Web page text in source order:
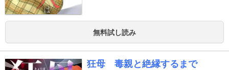
無料試し読み
狂母 毒親と絶縁するまで